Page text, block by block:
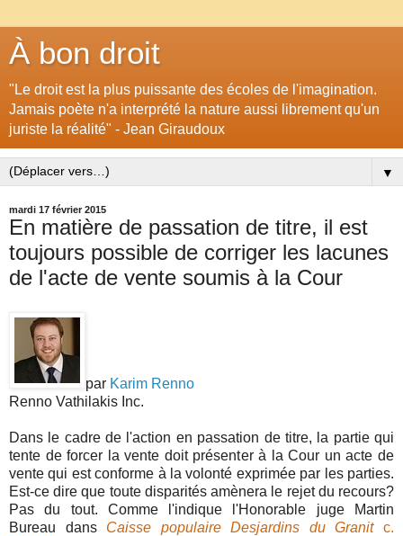
À bon droit
"Le droit est la plus puissante des écoles de l'imagination.
Jamais poète n'a interprété la nature aussi librement qu'un
juriste la réalité" - Jean Giraudoux
▼
mardi 17 février 2015
En matière de passation de titre, il est
toujours possible de corriger les lacunes
de l'acte de vente soumis à la Cour
par Karim Renno
Renno Vathilakis Inc.
Dans le cadre de l'action en passation de titre, la partie qui
tente de forcer la vente doit présenter à la Cour un acte de
vente qui est conforme à la volonté exprimée par les parties.
Est-ce dire que toute disparités amènera le rejet du recours?
Pas du tout. Comme l'indique l'Honorable juge Martin
Bureau dans Caisse populaire Desjardins du Granitc.